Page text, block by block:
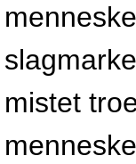
mistet